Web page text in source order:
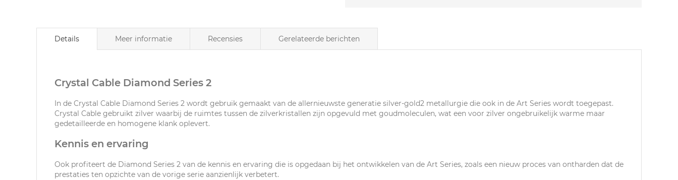
Details
Crystal Cable Diamond Series 2
In de Crystal Cable Diamond Series 2 wordt gebruik gemaakt van de allernieuwste generatie silver-gold2 metallurgie die ook in de Art Series wordt toegepast.
Crystal Cable gebruikt zilver waarbij de ruimtes tussen de zilverkristallen zijn opgevuld met goudmoleculen, wat een voor zilver ongebruikelijk warme maar
gedetailleerde en homogene klank oplevert.
Kennis en ervaring
Ook profiteert de Diamond Series 2 van de kennis en ervaring die is opgedaan bij het ontwikkelen van de Art Series, zoals een nieuw proces van ontharden dat de
prestaties ten opzichte van de vorige serie aanzienlijk verbetert.
Meer informatie Recensies Gerelateerde berichten